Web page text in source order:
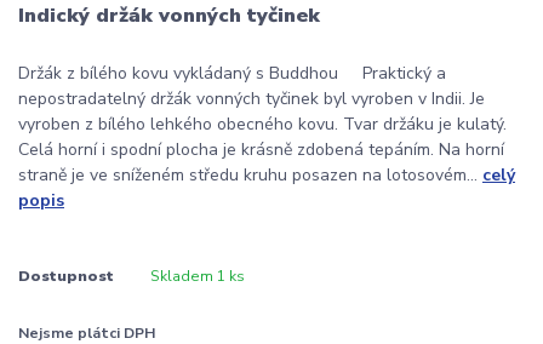
Indický držák vonných tyčinek
Držák z bílého kovu vykládaný s Buddhou Praktický a
nepostradatelný držák vonných tyčinek byl vyroben v Indii. Je
vyroben z bílého lehkého obecného kovu. Tvar držáku je kulatý.
Celá horní i spodní plocha je krásně zdobená tepáním. Na horní
straně je ve sníženém středu kruhu posazen na lotosovém... celý
popis
Dostupnost Skladem 1 ks
Nejsme plátci DPH